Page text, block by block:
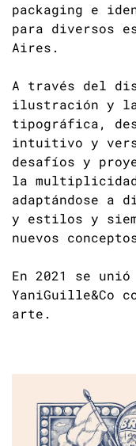
packaging e
para diversos
Aires.
A través del
ilustración y
tipográfica,
intuitivo y
desafíos y
la
adaptándose a
y estilos y
nuevos
En 2021 se
YaniGuille&Co
arte.